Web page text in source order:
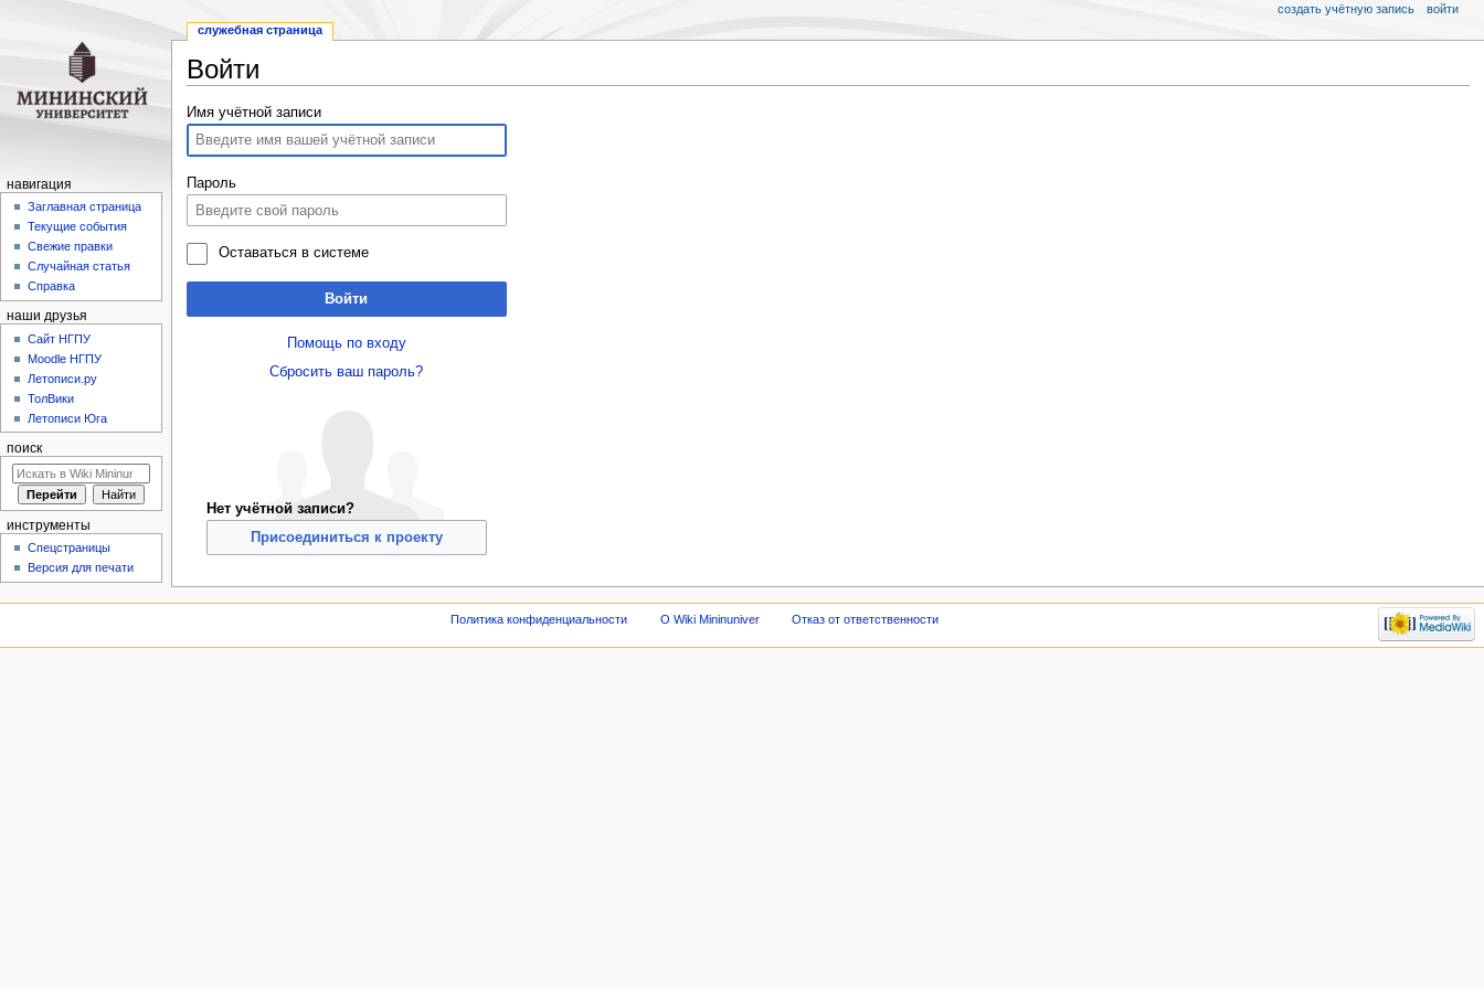
Войти
Перейти
навигации
Перейти
поиску
Имя учётной записи
Пароль
Оставаться в системе
Войти
Помощь по входу
Сбросить ваш пароль?
Нет учётной записи?
Присоединиться к проекту
служебная страница
создать учётную запись войти
навигация
Заглавная страница
Текущие события
Свежие правки
Случайная статья
Справка
наши друзья
Cайт НГПУ
Moodle НГПУ
Летописи.ру
ТолВики
Летописи Юга
поиск
инструменты
Спецстраницы
Версия для печати
Политика конфиденциальности О Wiki Mininuniver Отказ от ответственности